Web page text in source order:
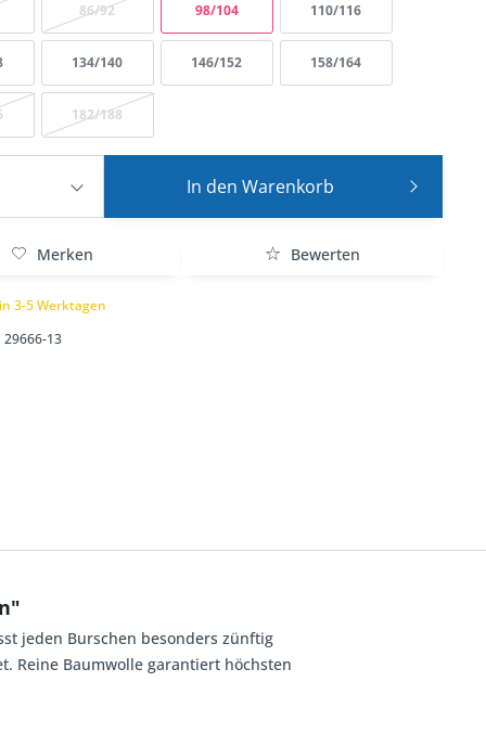
86/92 98/104 110/116
134/140 146/152 158/164
182/188
In den Warenkorb
Merken Bewerten
3-5 Werktagen
29666-13
jeden Burschen besonders zünftig
Reine Baumwolle garantiert höchsten